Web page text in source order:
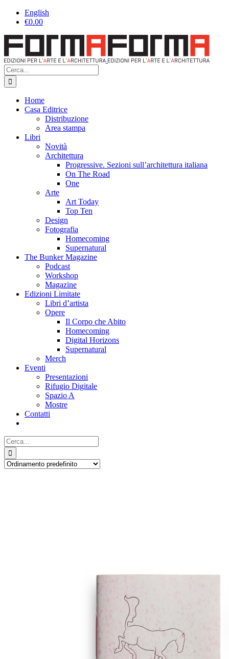
Salta
Facebook
InstagramEnglish
€0.00
Cerca
per:
Home
Casa Editrice
Distribuzione
Area stampa
Libri
Novità
Architettura
Progressive. Sezioni sull’architettura italiana
On The Road
One
Arte
Art Today
Top Ten
Design
Fotografia
Homecoming
Supernatural
The Bunker Magazine
Podcast
Workshop
Magazine
Edizioni Limitate
Libri d’artista
Opere
Il Corpo che Abito
Homecoming
Digital Horizons
Supernatural
Merch
Eventi
Presentazioni
Rifugio Digitale
Spazio A
Mostre
Contatti
Cerca
per: